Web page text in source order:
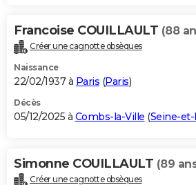
Carte de Noël
Carte Bonne année
Carte Saint-Valentin
Carte Pâques
Carte d'anniversaire
DICTIONNAIRE
Dictionnaire
Biographies
Citations
Expressions
Proverbes
PROGRAMME TV
S'inscrire
Se connecter
Lycées
Collèges
Primaires
Universités
Entreprises
Service militaire
Avis de recherche
AVIS DE DÉCÈS
Bricolage
Lifestyle
Culture
Sport
Auto
Television
Voyage
Cinema
Francoise COUILLAULT (88
Créer une cagnotte obsèques
Naissance
22/02/1937 à Paris (Paris)
Décès
05/12/2025 à Combs-la-Ville (Seine-
Simonne COUILLAULT (89
Créer une cagnotte obsèques